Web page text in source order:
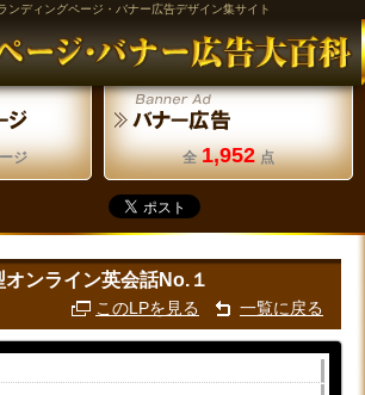
ンディングページ・バナー広告デザイン集サイト
ジ 全 1,952 点
オンライン英会話No.１
このLPを見る 一覧に戻る